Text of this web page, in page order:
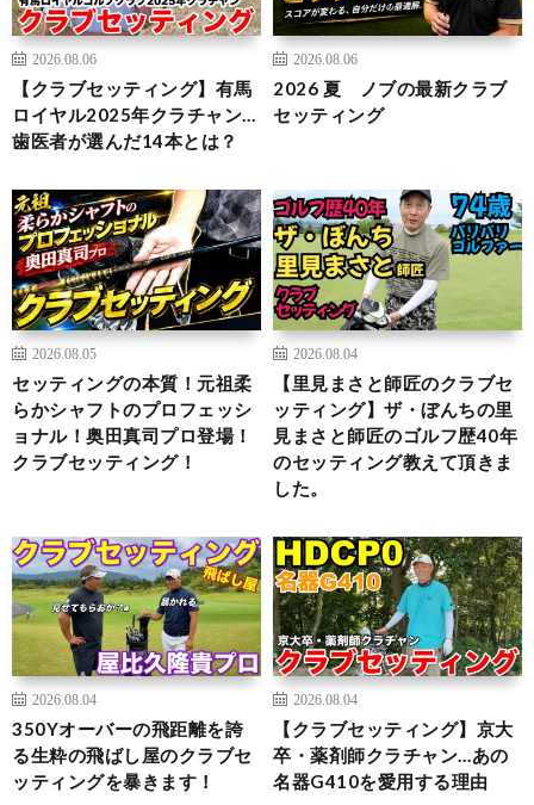
2026.08.06
【クラブセッティング】有馬
ロイヤル2025年クラチャン…
歯医者が選んだ14本とは？
2026.08.06
2026 夏 ノブの最新クラブ
セッティング
2026.08.05
セッティングの本質！元祖柔
らかシャフトのプロフェッシ
ョナル！奥田真司プロ登場！
クラブセッティング！
2026.08.04
【里見まさと師匠のクラブセ
ッティング】ザ・ぼんちの里
見まさと師匠のゴルフ歴40年
のセッティング教えて頂きま
した。
2026.08.04
350Yオーバーの飛距離を誇
る生粋の飛ばし屋のクラブセ
ッティングを暴きます！
2026.08.04
【クラブセッティング】京大
卒・薬剤師クラチャン…あの
名器G410を愛用する理由